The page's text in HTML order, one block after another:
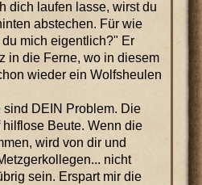
dich laufen lasse, wirst du
abstechen. Für wie
du mich eigentlich?" Er
in die Ferne, wo in diesem
wieder ein Wolfsheulen
sind DEIN Problem. Die
hilflose Beute. Wenn die
wird von dir und
nicht
sein. Erspart mir die